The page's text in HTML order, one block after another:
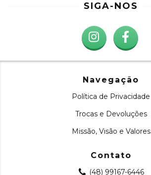
SIGA-NOS
Navegação
Política de Privacidade
Trocas e Devoluções
Missão, Visão e Valores
Contato
(48) 99167-6446